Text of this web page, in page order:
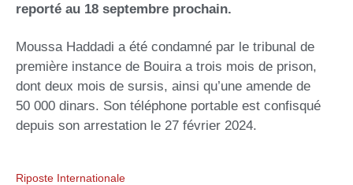
reporté au 18 septembre prochain.
Moussa Haddadi a été condamné par le tribunal de
première instance de Bouira a trois mois de prison,
dont deux mois de sursis, ainsi qu’une amende de
50 000 dinars. Son téléphone portable est confisqué
depuis son arrestation le 27 février 2024.
Riposte Internationale